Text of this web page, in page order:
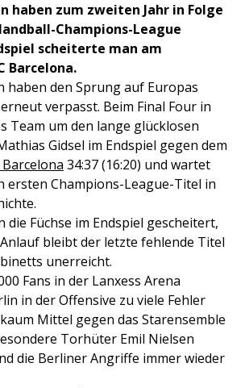
haben zum zweiten Jahr in Folge
Champions-League
scheiterte man am
Barcelona.
haben den Sprung auf Europas
verpasst. Beim Final Four in
Team um den lange glücklosen
Gidsel im Endspiel gegen dem
Barcelona 34:37 (16:20) und wartet
ersten Champions-League-Titel in
die Füchse im Endspiel gescheitert,
bleibt der letzte fehlende Titel
unerreicht.
Fans in der Lanxess Arena
in der Offensive zu viele Fehler
Mittel gegen das Starensemble
Torhüter Emil Nielsen
die Berliner Angriffe immer wieder